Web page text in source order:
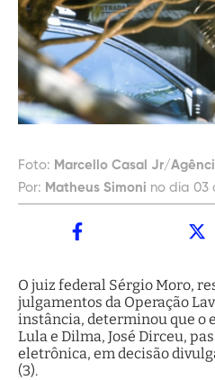
Foto: Marcello Casal Jr/
Por: Matheus Simoni no dia 03
O juiz federal Sérgio Moro,
julgamentos da Operação
instância, determinou que o
Lula e Dilma, José Dirceu,
eletrônica, em decisão
(3).